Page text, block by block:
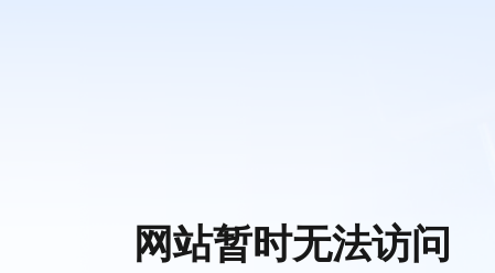
网站暂时无法访问